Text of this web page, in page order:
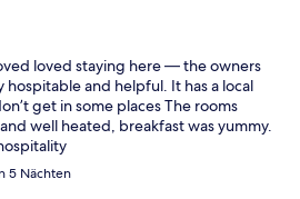
loved staying here — the owners
and helpful. It has a local
get in some places The rooms
well heated, breakfast was yummy.
5 Nächten